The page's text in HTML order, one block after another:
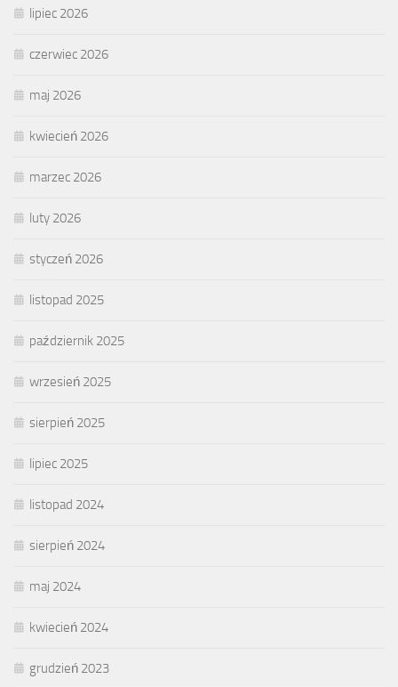
lipiec 2026
czerwiec 2026
maj 2026
kwiecień 2026
marzec 2026
luty 2026
styczeń 2026
listopad 2025
październik 2025
wrzesień 2025
sierpień 2025
lipiec 2025
listopad 2024
sierpień 2024
maj 2024
kwiecień 2024
grudzień 2023